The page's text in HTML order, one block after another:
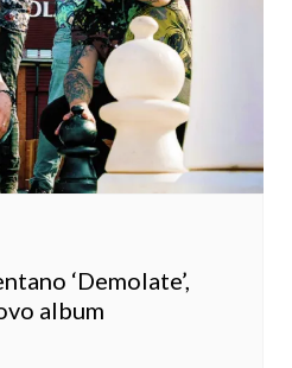
‘Demolate’,
album